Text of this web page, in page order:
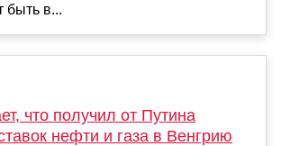
быть в...
что получил от Путина
нефти и газа в Венгрию